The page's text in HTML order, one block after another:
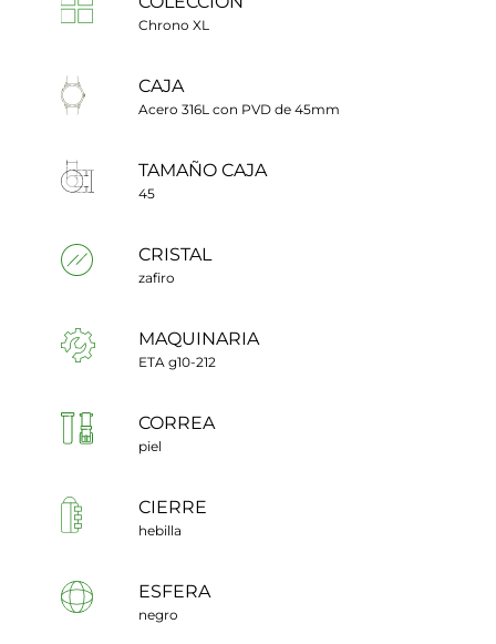
Chrono XL
CAJA
Acero 316L con PVD de 45mm
TAMAÑO CAJA
45
CRISTAL
zafiro
MAQUINARIA
ETA g10-212
CORREA
piel
CIERRE
hebilla
ESFERA
negro